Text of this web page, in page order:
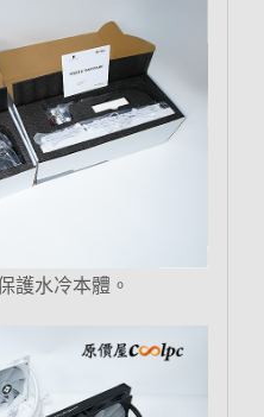
護水冷本體。